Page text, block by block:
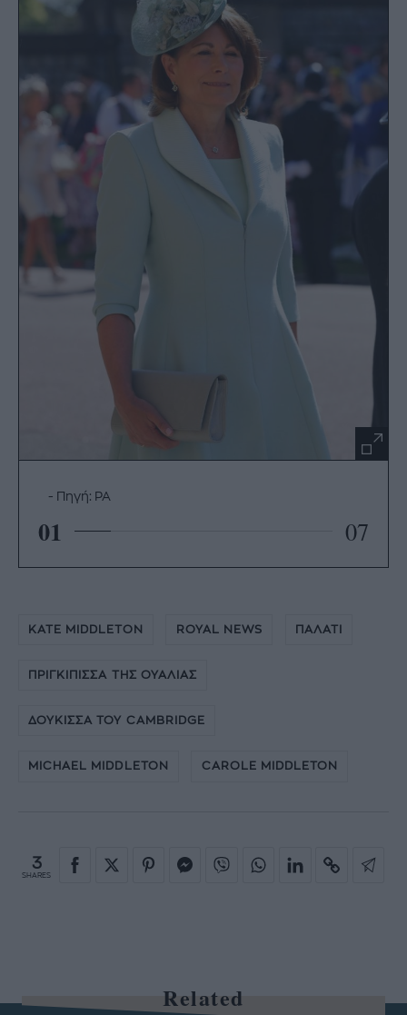
Πηγή: PA
01 07
KATE MIDDLETON ROYAL NEWS ΠΑΛΑΤΙ
ΠΡΙΓΚΙΠΙΣΣΑ ΤΗΣ ΟΥΑΛΙΑΣ
ΔΟΥΚΙΣΣΑ ΤΟΥ CAMBRIDGE
MICHAEL MIDDLETON CAROLE MIDDLETON
3
SHARES
Related